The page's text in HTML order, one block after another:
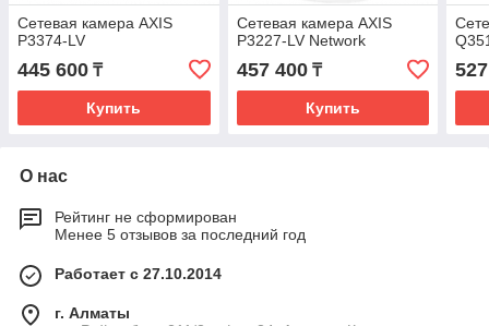
Сетевая камера AXIS
P3374-LV
445 600 ₸
Купить
Сетевая камера AXIS
P3227-LV Network
457 400₸
Купить
О нас
Рейтинг не сформирован
Менее 5 отзывов за последний год
Работает с 27.10.2014
г. Алматы